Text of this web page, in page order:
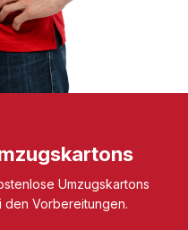
Umzugskartons
den Vorbereitungen.